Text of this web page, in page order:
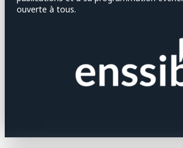
ouverte à tous.